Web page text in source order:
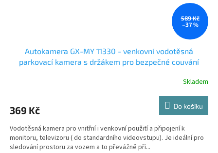
589 Kč
–37 %
Autokamera GX-MY 11330 - venkovní vodotěsná
parkovací kamera s držákem pro bezpečné couvání
Skladem
369 Kč Do košíku
Vodotěsná kamera pro vnitřní i venkovní použití a připojení k
monitoru, televizoru ( do standardního videovstupu). Je ideální pro
sledování prostoru za vozem a to převážně při...